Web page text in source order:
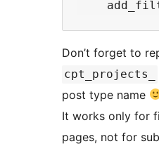
Don’t forget to
cpt_projects_
post type name
It works only for
pages, not for